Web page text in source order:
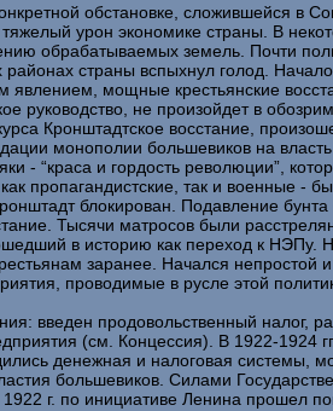
обстановке, сложившейся в
урон экономике страны. В
обрабатываемых земель. Почти
страны вспыхнул голод.
мощные крестьянские
руководство, не произойдет в
Кронштадтское восстание,
монополии большевиков на
“краса и гордость революции”,
пропагандистские, так и
блокирован. Подавление
Тысячи матросов были
в историю как переход к
заранее. Начался
проводимые в русле этой
введен продовольственный налог,
(см. Концессия). В 1922-
денежная и налоговая
большевиков. Силами
г. по инициативе Ленина прошел